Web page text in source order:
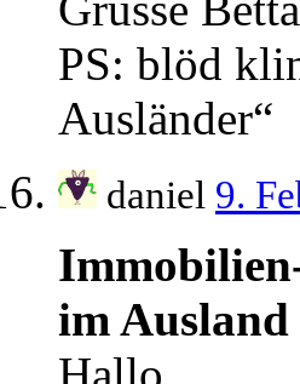
PS: blöd
Ausländer“
daniel 9.
im Ausland